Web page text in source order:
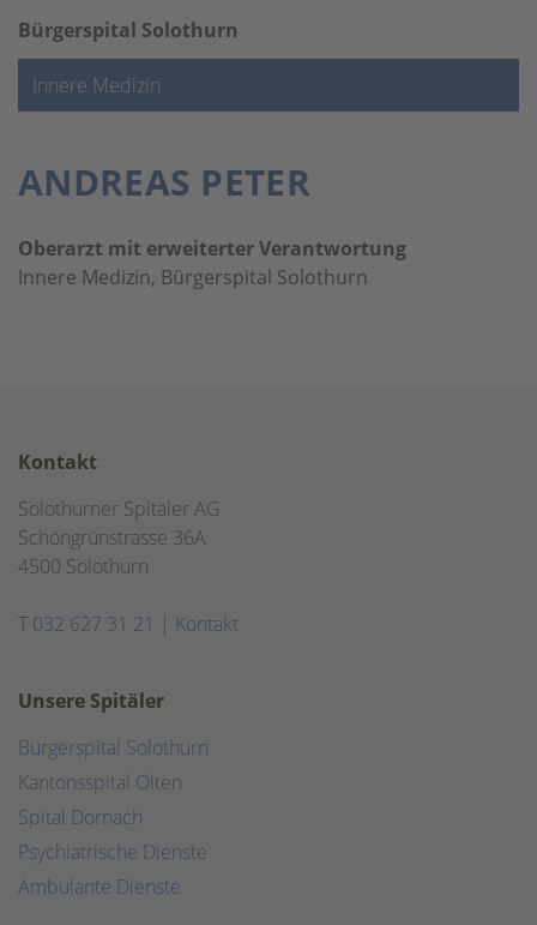
Bürgerspital Solothurn
Innere Medizin
ANDREAS PETER
Oberarzt mit erweiterter Verantwortung
Innere Medizin, Bürgerspital Solothurn
Kontakt
Solothurner Spitäler AG
Schöngrünstrasse 36A
4500 Solothurn
T 032 627 31 21 | Kontakt
Unsere Spitäler
Bürgerspital Solothurn
Kantonsspital Olten
Spital Dornach
Psychiatrische Dienste
Ambulante Dienste